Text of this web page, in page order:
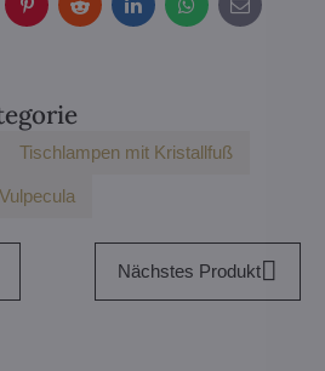
PinterestRedditLinkedInWhatsApp
E-
mail
Tischlampen mit Kristallfuß
Vulpecula
Nächstes Produkt